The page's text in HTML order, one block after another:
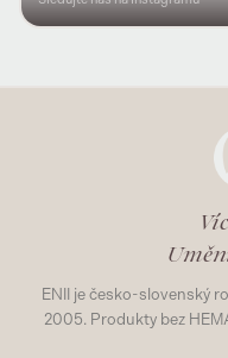
ENII je česko-slovenský
2005. Produkty bez